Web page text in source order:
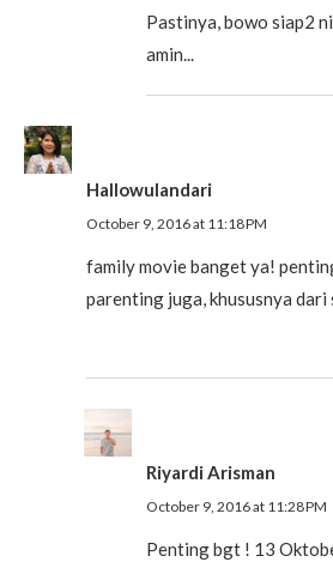
Pastinya, bowo siap2
amin...
Hallowulandari
October 9, 2016 at 11:18 PM
family movie banget ya!
parenting juga, khususnya
Riyardi Arisman
October 9, 2016 at 11:28 PM
Penting bgt ! 13